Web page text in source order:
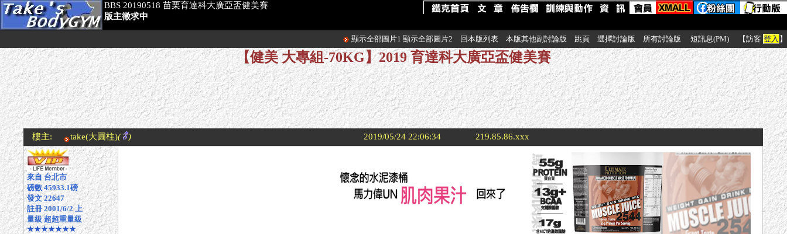
BBS 20190518 苗栗育達科大廣亞盃健美賽
版主徵求中
顯示全部圖片1 顯示全部圖片2 回本版列表 本版其他副討論版 跳頁 選擇討論版 所有討論版 短訊息(PM) 【訪客 登入 】
【健美 大專組-70KG】2019 育達科大廣亞盃健美賽
樓主: take(大圓柱)( ) 2019/05/24 22:06:34 219.85.86.xxx
來自 台北市
磅數 45933.1磅
發文 22647
註冊 2001/6/2 上
量級 超超重量級
★★★★★★★